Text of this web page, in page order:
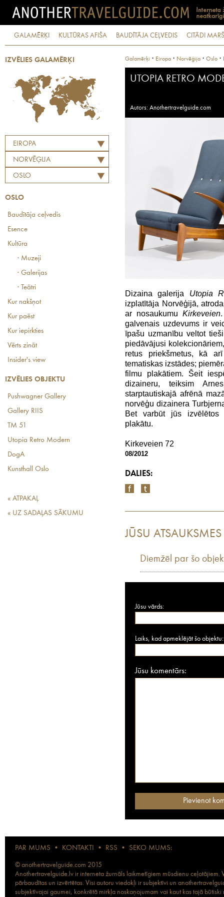
GALAMĒRĶI KULTŪRAS AFIŠA BAUDĪTĀJA CEĻVEDIS CITĀDI
IZVĒLIES GALAMĒRĶI
EIROPA
NORVĒĢIJA
OSLO
OSLO
Baudītāja ceļvedis
Esence
Kultūra
· Muzeji
· Galerijas
· Teātri
Kur nakšņot
Kur paēst
Kur iepirkties
Vērts zināt
Insider's view
IZVĒLIES OBJEKTU
Pushwagner Gallery
Gallery RIIS
TM 51
Utopia Retro Modern
DogA
Kunsthall Oslo
« ATPAKAĻ
« UZ SADAĻAS SĀKUMU
Galamērķi · Eiropa · Norvēģija · Oslo ·
UTOPIA RETRO
Autors: Anothertravelguide.com
Dizaina galerija Utopia
izplatītāja Norvēģijā,
ar nosaukumu Kirkeveien
galvenais uzdevums ir
īpašu uzmanību veltot
piedāvājusi
retus priekšmetus, kā
tematiskas izstādes;
filmu plakātiem. Šeit
dizaineru, teiksim
starptautiskajā afrēnā
norvēģu dizainera
Bet varbūt jūs izvēlētos
plakātu.
Kirkeveien 72
08/2012
DALIES:
JŪSU ATSAUKSMES
Diemžēl par šo
Jūsu vārds:
Laiks, kad apmeklējāt šo objektu:
Jūsu komentārs:
PAR MUMS • KONTAKTI • RSS • SEKO MUMS:
© anothertravelguide.com 2015
Anothertravelguide.lv ir interneta žurnāls laikmetīgiem mūsdienu
pārbaudītas un izvērtētas. Visi autoru viedokļi ir subjektīvi un
subjektīvajai gaumei, konkrētā mirkļa noskaņojumam vai kaut kas tajā